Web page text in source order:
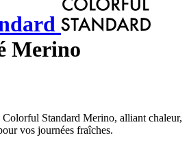
Merino
Standard Merino, alliant chaleur,
vos journées fraîches.